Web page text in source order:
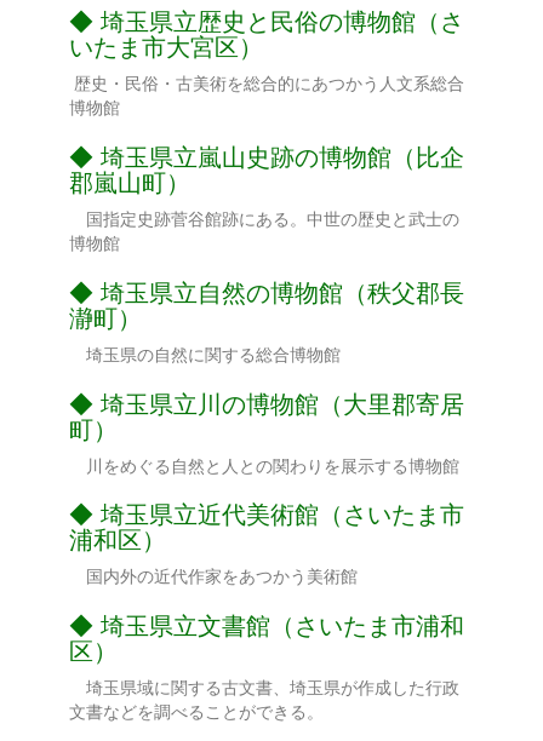
埼玉県立歴史と民俗の博物館（さ
いたま市大宮区）
歴史・民俗・古美術を総合的にあつかう人文系総合
博物館
埼玉県立嵐山史跡の博物館（比企
郡嵐山町）
国指定史跡菅谷館跡にある。中世の歴史と武士の
博物館
埼玉県立自然の博物館（秩父郡長
瀞町）
埼玉県の自然に関する総合博物館
埼玉県立川の博物館（大里郡寄居
町）
川をめぐる自然と人との関わりを展示する博物館
埼玉県立近代美術館（さいたま市
浦和区）
国内外の近代作家をあつかう美術館
埼玉県立文書館（さいたま市浦和
区）
埼玉県域に関する古文書、埼玉県が作成した行政
文書などを調べることができる。